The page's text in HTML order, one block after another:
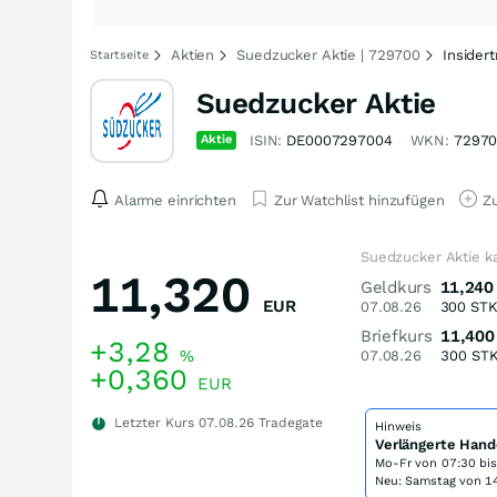
Startseite Aktien Suedzucker Aktie | 729700
Suedzucker Aktie
Aktie ISIN: DE0007297004 WKN:
Alarme einrichten Zur Watchlist hinzufügen
11,320 EUR
+3,28 %
+0,360 EUR
Letzter Kurs 07.08.26 Tradegate
Suedzucker Aktie
Geldkurs
07.08.26
11,240
300 STK
Briefkurs
07.08.26
11,400
300
Hinweis
Verlängerte
Mo-Fr von 07:30
Neu: Samstag von